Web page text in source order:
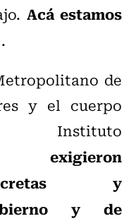
Acá estamos
de
y el cuerpo
Instituto
exigieron
y
y de